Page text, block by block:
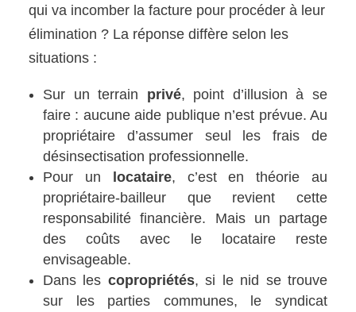
qui va incomber la facture pour procéder à leur
élimination ? La réponse diffère selon les
situations :
Sur un terrain privé, point d’illusion à se
faire : aucune aide publique n’est prévue. Au
propriétaire d’assumer seul les frais de
désinsectisation professionnelle.
Pour un locataire, c’est en théorie au
propriétaire-bailleur que revient cette
responsabilité financière. Mais un partage
des coûts avec le locataire reste
envisageable.
Dans les copropriétés, si le nid se trouve
sur les parties communes, le syndicat